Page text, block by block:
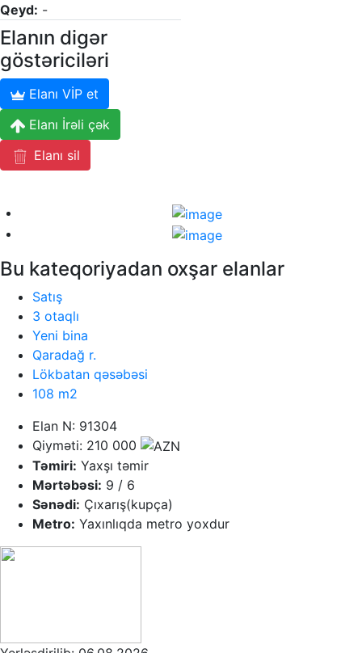
Qeyd: -
Elanın digər
göstəriciləri
Elanı VİP et
Elanı İrəli çək
Elanı sil
Bu kateqoriyadan oxşar elanlar
Satış
3 otaqlı
Yeni bina
Qaradağ r.
Lökbatan qəsəbəsi
108 m2
Elan N: 91304
Qiyməti: 210 000
Təmiri: Yaxşı təmir
Mərtəbəsi: 9 / 6
Sənədi: Çıxarış(kupça)
Metro: Yaxınlıqda metro yoxdur